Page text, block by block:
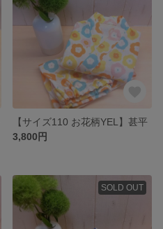
【サイズ110 お花柄YEL】甚平
3,800円
SOLD OUT